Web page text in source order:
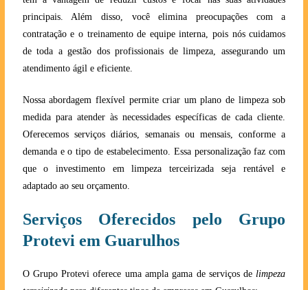
principais. Além disso, você elimina preocupações com a
contratação e o treinamento de equipe interna, pois nós cuidamos
de toda a gestão dos profissionais de limpeza, assegurando um
atendimento ágil e eficiente.
Nossa abordagem flexível permite criar um plano de limpeza sob
medida para atender às necessidades específicas de cada cliente.
Oferecemos serviços diários, semanais ou mensais, conforme a
demanda e o tipo de estabelecimento. Essa personalização faz com
que o investimento em limpeza terceirizada seja rentável e
adaptado ao seu orçamento.
Serviços Oferecidos pelo Grupo
Protevi em Guarulhos
O Grupo Protevi oferece uma ampla gama de serviços delimpeza